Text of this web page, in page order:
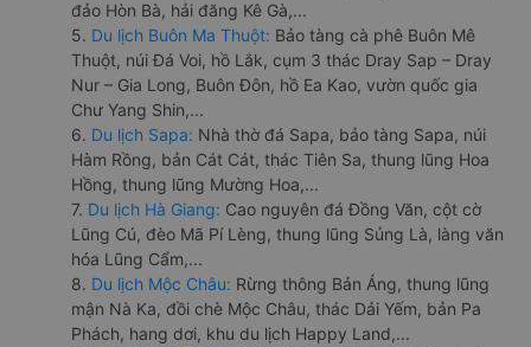
đảo Hòn Bà, hải đăng Kê Gà,...
5. Du lịch Buôn Ma Thuột: Bảo tàng cà phê Buôn Mê
Thuột, núi Đá Voi, hồ Lắk, cụm 3 thác Dray Sap – Dray
Nur – Gia Long, Buôn Đôn, hồ Ea Kao, vườn quốc gia
Chư Yang Shin,...
6. Du lịch Sapa: Nhà thờ đá Sapa, bảo tàng Sapa, núi
Hàm Rồng, bản Cát Cát, thác Tiên Sa, thung lũng Hoa
Hồng, thung lũng Mường Hoa,...
7. Du lịch Hà Giang: Cao nguyên đá Đồng Văn, cột cờ
Lũng Cú, đèo Mã Pí Lèng, thung lũng Sủng Là, làng văn
hóa Lũng Cẩm,...
8. Du lịch Mộc Châu: Rừng thông Bản Áng, thung lũng
mận Nà Ka, đồi chè Mộc Châu, thác Dải Yếm, bản Pa
Phách, hang dơi, khu du lịch Happy Land,...